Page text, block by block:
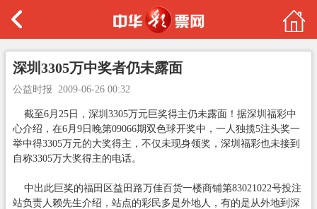
深圳3305万中奖者仍未露面
公益时报 2009-06-26 00:32
截至6月25日，深圳3305万元巨奖得主仍未露面！据深圳福彩中
心介绍，在6月9日晚第09066期双色球开奖中，一人独揽5注头奖一
举中得3305万元的大奖得主，不仅未现身领奖，深圳福彩也未接到
自称3305万大奖得主的电话。
中出此巨奖的福田区益田路万佳百货一楼商铺第83021022号投注
站负责人赖先生介绍，站点的彩民多是外地人，有的是从外地到深